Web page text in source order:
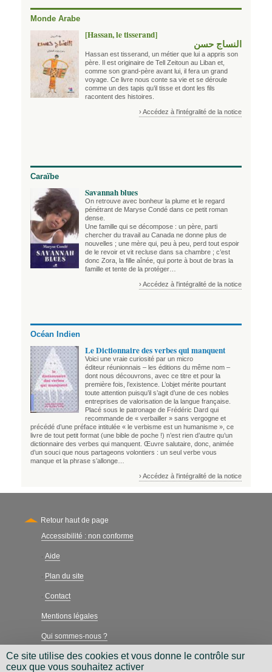
Monde Arabe
[Hassan, le tisserand]
النساج حسن
Hassan est tisserand, un métier que lui a appris son
père. Il est originaire de Tell Zeitoun au Liban et,
comme son grand-père avant lui, il fera un grand
voyage. Ce livre nous conte sa vie et se déroule
comme un des tapis qu’il tisse et dont les fils
racontent des histoires.
› Accédez à l'intégralité de la notice
Caraïbe
Savannah blues
On retrouve avec bonheur la plume et le regard
pénétrant de Maryse Condé dans ce petit roman
dense.
Une famille qui se décompose : un père, parti
chercher du travail au Canada ne donne plus de
nouvelles ; une mère qui, peu à peu, perd tout espoir
de le revoir et vit recluse dans sa chambre ; c’est
donc Zora, la fille aînée, qui porte à bout de bras la
famille et tente de la protéger…
› Accédez à l'intégralité de la notice
Océan Indien
Le Dictionnaire des verbes qui manquent
Voici une vraie curiosité par un micro
éditeur réunionnais – les éditions du même nom –
dont nous découvrons, avec ce titre et pour la
première fois, l’existence. L’objet mérite pourtant
toute attention puisqu’il s’agit d’une de ces nobles
entreprises de valorisation de la langue française.
Placé sous le patronage de Frédéric Dard qui
recommande de « verbailler » sans vergogne et
précédé d’une préface intitulée « le verbisme est un humanisme », ce
livre de tout petit format (une bible de poche !) n’est rien d’autre qu’un
dictionnaire des verbes qui manquent. Œuvre salutaire, donc, animée
d’un souci que nous partageons volontiers : un seul verbe vous
manque et la phrase s’allonge…
› Accédez à l'intégralité de la notice
Retour haut de page
Secondary
Accessibilité : non conforme
- Aide
- Plan du site
- Contact
Mentions légales
Qui sommes-nous ?
Charte néthique
Ce site utilise des cookies et vous donne le contrôle sur
ceux que vous souhaitez activer